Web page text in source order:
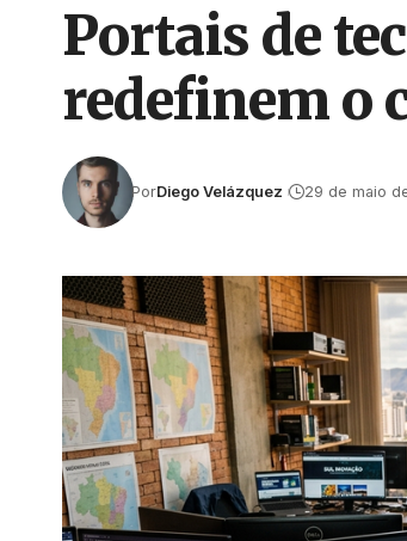
Portais de
redefinem o
PorDiego Velázquez 29 de maio